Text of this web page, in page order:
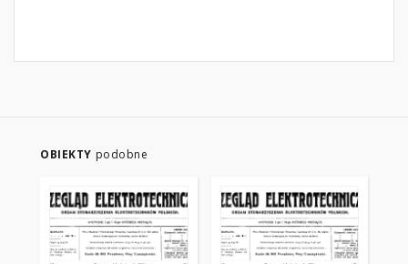
OBIEKTY podobne